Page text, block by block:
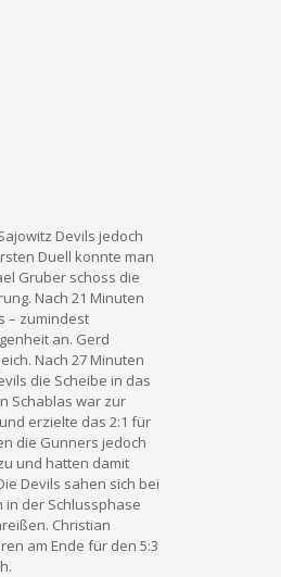
Devils jedoch
Duell konnte man
Gruber schoss die
Nach 21 Minuten
– zumindest
an. Gerd
Nach 27 Minuten
die Scheibe in das
Schablas war zur
erzielte das 2:1 für
die Gunners jedoch
und hatten damit
Devils sahen sich bei
in der Schlussphase
Christian
am Ende für den 5:3